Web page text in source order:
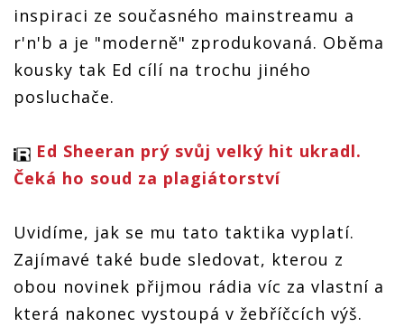
inspiraci ze současného mainstreamu a
r'n'b a je "moderně" zprodukovaná. Oběma
kousky tak Ed cílí na trochu jiného
posluchače.
Ed Sheeran prý svůj velký hit ukradl.
Čeká ho soud za plagiátorství
Uvidíme, jak se mu tato taktika vyplatí.
Zajímavé také bude sledovat, kterou z
obou novinek přijmou rádia víc za vlastní a
která nakonec vystoupá v žebříčcích výš.